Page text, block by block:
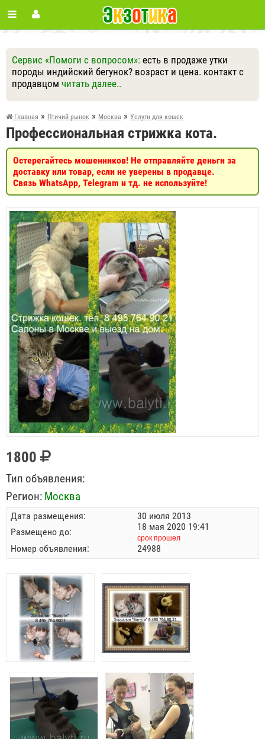
Сервис «Помоги с вопросом»: есть в продаже утки
породы индийский бегунок? возраст и цена. контакт с
продавцом читать далее..
Ответить Другие вопросы
Задать вопрос
Главная » Птичий рынок » Москва » Услуги для кошек
Профессиональная стрижка кота.
Остерегайтесь мошенников! Не отправляйте деньги за
доставку или товар, если не уверены в продавце.
Связь WhatsApp, Telegram и тд. не используйте!
1800
Тип объявления:
Регион: Москва
Дата размещения:
30 июля 2013
Размещено до:
18 мая 2020 19:41
срок прошел
Номер объявления: 24988